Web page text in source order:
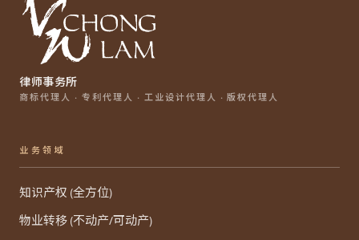
律师事务所
商标代理人 · 专利代理人 · 工业设计代理人 · 版权代理人
业务领域
知识产权 (全方位)
物业转移 (不动产/可动产)